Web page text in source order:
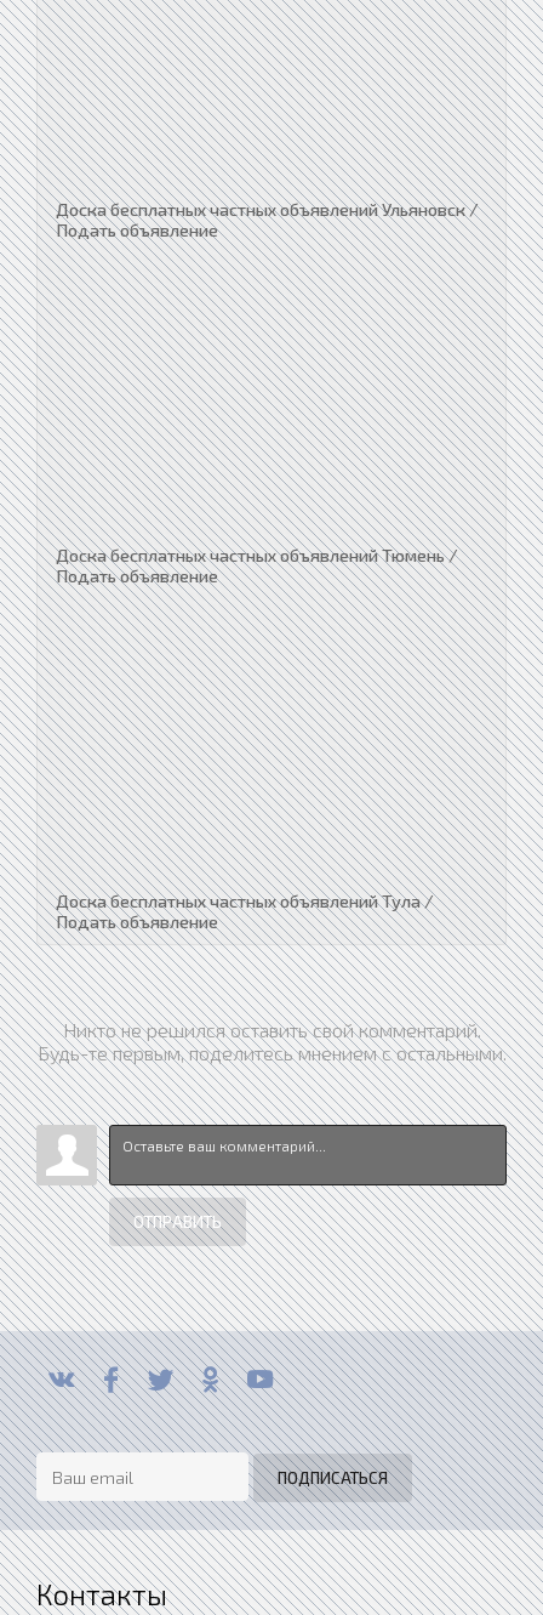
Доска бесплатных частных объявлений Ульяновск /
Подать объявление
Доска бесплатных частных объявлений Тюмень /
Подать объявление
Доска бесплатных частных объявлений Тула /
Подать объявление
Никто не решился оставить свой комментарий.
Будь-те первым, поделитесь мнением с остальными.
ОТПРАВИТЬ
Контакты